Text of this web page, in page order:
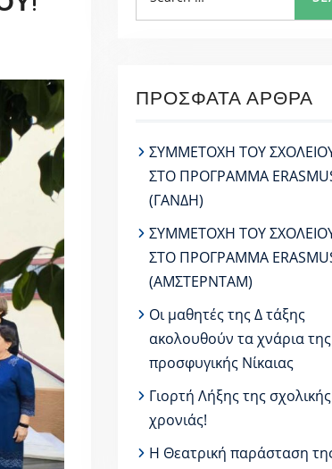
for:
ΠΡΌΣΦΑΤΑ ΆΡΘΡΑ
ΣΥΜΜΕΤΟΧΗ ΤΟΥ
ΣΤΟ ΠΡΟΓΡΑΜΜΑ
(ΓΑΝΔΗ)
ΣΥΜΜΕΤΟΧΗ ΤΟΥ
ΣΤΟ ΠΡΟΓΡΑΜΜΑ
(ΑΜΣΤΕΡΝΤΑΜ)
Οι μαθητές της Δ τάξης
ακολουθούν τα χνάρια της
προσφυγικής Νίκαιας
Γιορτή Λήξης της σχολικής
χρονιάς!
Η Θεατρική παράσταση